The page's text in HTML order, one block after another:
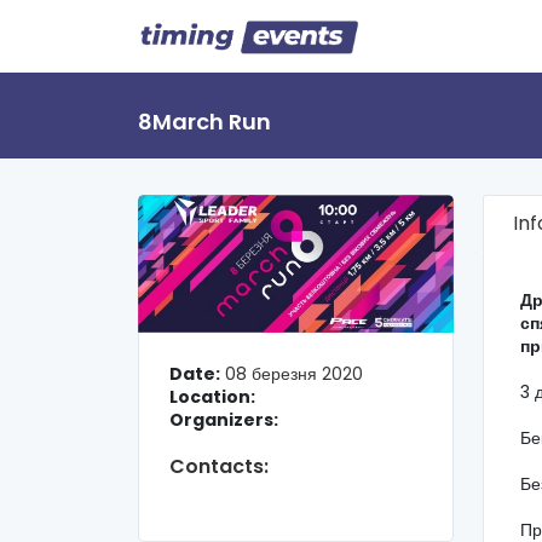
8March Run
Date: 08 березня 2020
Location:
Organizers:
Contacts:
3